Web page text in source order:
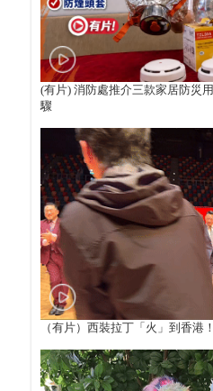
(有片) 消防處推介三款家居防災
驟
（有片）西裝拉丁「火」到香